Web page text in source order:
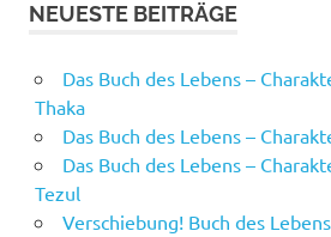
NEUESTE BEITRÄGE
Das Buch des Lebens –
Thaka
Das Buch des Lebens –
Das Buch des Lebens –
Tezul
Verschiebung! Buch des